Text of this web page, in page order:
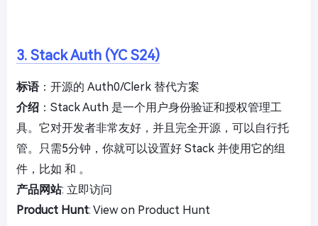
3. Stack Auth (YC S24)
标语：开源的 Auth0/Clerk 替代方案
介绍 ：Stack Auth 是一个用户身份验证和授权管理工
具。它对开发者非常友好，并且完全开源，可以自行托
管。只需5分钟，你就可以设置好 Stack 并使用它的组
件，比如 和 。
产品网站: 立即访问
Product Hunt: View on Product Hunt